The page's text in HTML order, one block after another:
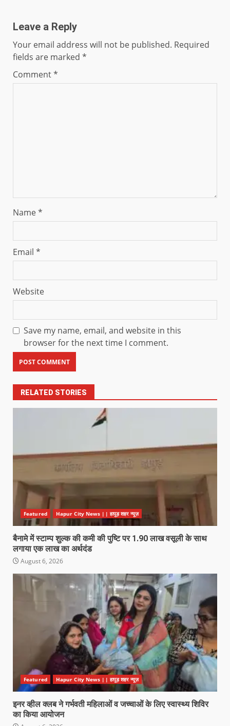
Leave a Reply
Your email address will not be published. Required
fields are marked *
Comment*
Name*
Email *
Website
Save my name, email, and website in this
browser for the next time I comment.
RELATED STORIES
Featured Hapur City News || हापुड़ शहर न्यूज़
बैनामे में स्टाम्प शुल्क की कमी की पुष्टि पर 1.90 लाख वसूली के साथ
लगाया एक लाख का अर्थदंड
August 6, 2026
Featured Hapur City News || हापुड़ शहर न्यूज़
इनर व्हील क्लब ने गर्भवती महिलाओं व जच्चाओं के लिए स्वास्थ्य शिविर
का किया आयोजन